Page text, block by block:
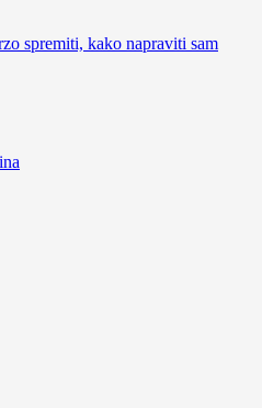
spremiti, kako napraviti sam